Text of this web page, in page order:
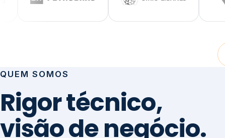
visão de negócio.
A Keyassociados é uma consultoria especializada em
e sustentabilidade corporativa, com quase 30 anos de
empresas de médio e grande porte em todo o Brasil.